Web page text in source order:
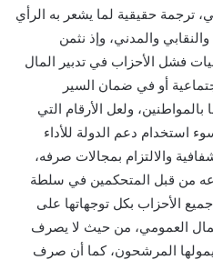
ترجمة حقيقية لما يشعر به الرأي
والمدني، وإذ نثمن
فشل الأحزاب في تدبير المال
أو في ضمان السير
ولعل الأرقام التي
استخدام دعم الدولة للأداء
والالتزام بمجالات صرفه،
من قبل المتحكمين في سلطة
الأحزاب بكل توجهاتها على
العمومي، من حيث لا يصرف
يمولها المرشحون، كما أن صرف